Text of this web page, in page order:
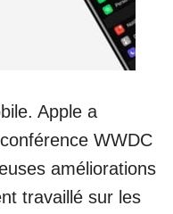
Apple a
WWDC
améliorations
travaillé sur les